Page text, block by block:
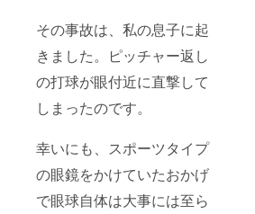
その事故は、私の息子に起
きました。ピッチャー返し
の打球が眼付近に直撃して
しまったのです。
幸いにも、スポーツタイプ
の眼鏡をかけていたおかげ
で眼球自体は大事には至ら